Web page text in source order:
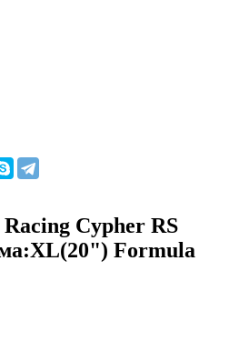
Cypher RS
Formula